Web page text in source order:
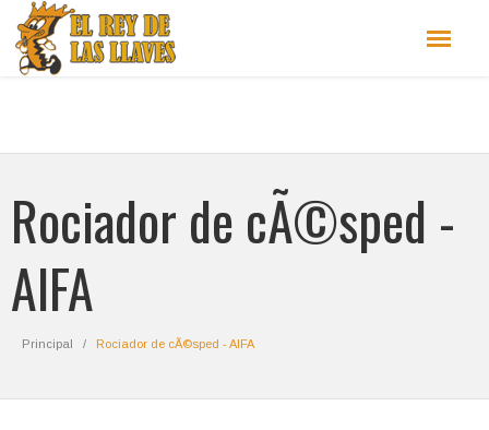
Rociador de cÃ©sped -
AIFA
Principal Rociador de cÃ©sped - AIFA